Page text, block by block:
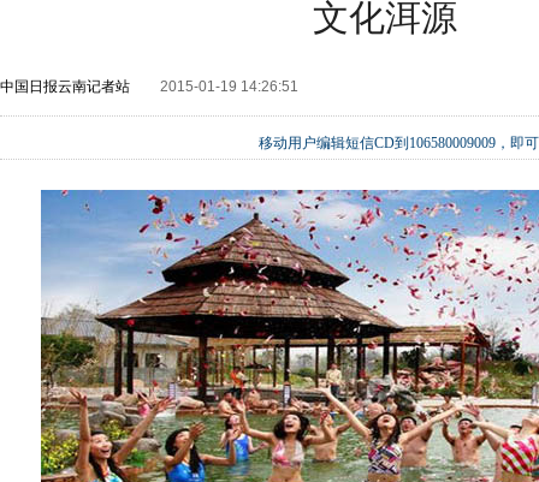
文化洱源
中国日报云南记者站 2015-01-19 14:26:51
移动用户编辑短信CD到106580009009，即